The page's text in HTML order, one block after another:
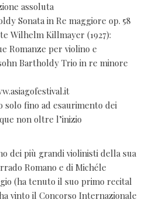
assoluta
Sonata in Re maggiore op. 58
Wilhelm Killmayer (1927):
Romanze per violino e
Bartholdy Trio in re minore
solo fino ad esaurimento dei
non oltre l’inizio
dei più grandi violinisti della sua
Romano e di Michéle
(ha tenuto il suo primo recital
vinto il Concorso Internazionale